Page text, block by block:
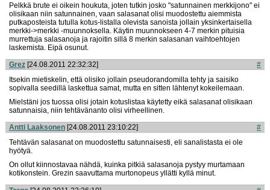
Pelkkä brute ei oikein houkuta, joten tutkin josko "satunnainen merkkijono" ei
olisikaan niin satunnainen, vaan salasanat olisi muodostettu aiemmista
putkaposteista tutulla kotus-listalla olevista sanoista jollain yksinkertaisella
merkki->merkki -muunnoksella. Käytin muunnokseen 4-7 merkin pituisia
murrettuja salasanoja ja rajoitin sillä 8 merkin salasanan vaihtoehtojen
laskemista. Eipä osunut.
Grez [24.08.2011 22:32:32]
#
Itsekin mietiskelin, että olisiko jollain pseudorandomilla tehty ja saisiko
sopivalla seedillä laskettua samat, mutta en sitten lähtenyt kokeilemaan.
Mielstäni jos tuossa olisi jotain kotuslistaa käytetty eikä salasanat olisikaan
satunnaisia, niin tehtävänanto olisi virheellinen.
Antti Laaksonen [24.08.2011 23:10:22]
#
Tehtävän salasanat on muodostettu satunnaisesti, eli sanalistasta ei ole
hyötyä.
On ollut kiinnostavaa nähdä, kuinka pitkiä salasanoja pystyy murtamaan
kotikonstein. Grezin saavuttama murtonopeus yllätti kyllä minut.